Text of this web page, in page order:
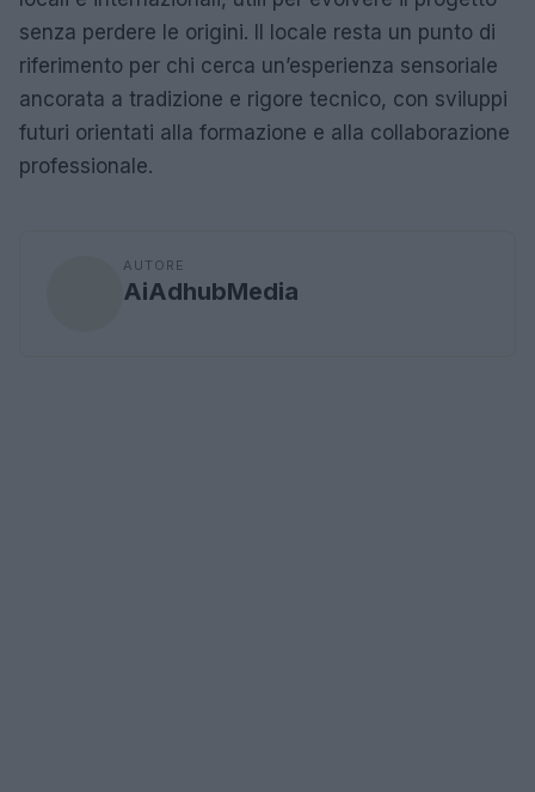
senza perdere le origini. Il locale resta un punto di
riferimento per chi cerca un’esperienza sensoriale
ancorata a tradizione e rigore tecnico, con sviluppi
futuri orientati alla formazione e alla collaborazione
professionale.
AUTORE
AiAdhubMedia